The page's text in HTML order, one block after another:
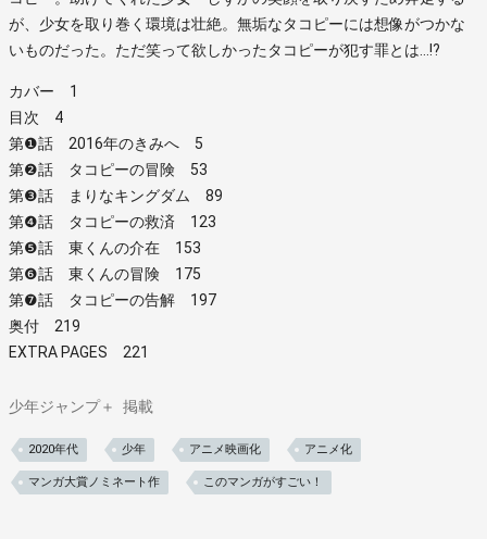
が、少女を取り巻く環境は壮絶。無垢なタコピーには想像がつかな
いものだった。ただ笑って欲しかったタコピーが犯す罪とは…!?
カバー 1
目次 4
第❶話 2016年のきみへ 5
第❷話 タコピーの冒険 53
第❸話 まりなキングダム 89
第❹話 タコピーの救済 123
第❺話 東くんの介在 153
第❻話 東くんの冒険 175
第❼話 タコピーの告解 197
奥付 219
EXTRA PAGES 221
少年ジャンプ＋ 掲載
2020年代 少年 アニメ映画化 アニメ化
マンガ大賞ノミネート作 このマンガがすごい！